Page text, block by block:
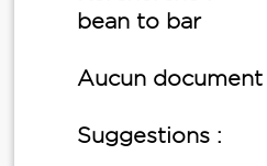
bean to bar
Aucun
Suggestions :